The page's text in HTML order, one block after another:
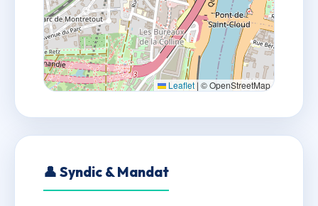
Leaflet | © OpenStreetMap
👤 Syndic & Mandat